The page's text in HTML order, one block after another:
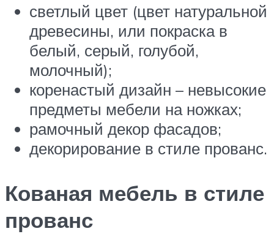
светлый цвет (цвет натуральной
древесины, или покраска в
белый, серый, голубой,
молочный);
коренастый дизайн – невысокие
предметы мебели на ножках;
рамочный декор фасадов;
декорирование в стиле прованс.
Кованая мебель в стиле
прованс